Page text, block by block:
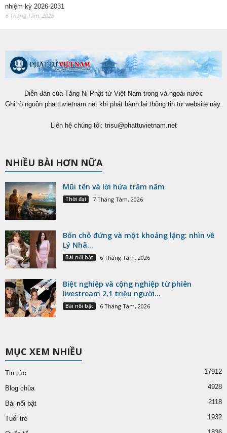
nhiệm kỳ 2026-2031
6 Tháng Tám, 2026
Diễn đàn của Tăng Ni Phật tử Việt Nam trong và ngoài nước
Ghi rõ nguồn phattuvietnam.net khi phát hành lại thông tin từ website này.
Liên hệ chúng tôi: trisu@phattuvietnam.net
NHIỀU BÀI HƠN NỮA
Mũi tên và lời hứa trăm năm
Thời đại 7 Tháng Tám, 2026
Bốn chỗ đứng và một khoảng lặng: nhìn về
Lý Nhã...
Bài nổi bật 6 Tháng Tám, 2026
Biệt nghiệp và cộng nghiệp từ phiên
livestream 2,1 triệu người...
Bài nổi bật 6 Tháng Tám, 2026
MỤC XEM NHIỀU
Tin tức 17912
Blog chùa 4928
Bài nổi bật 2118
Tuổi trẻ 1932